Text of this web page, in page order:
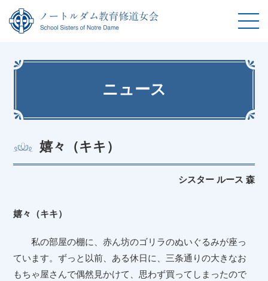
ニュース
嬉々（キキ）
シスター ルース 森
嬉々（キキ）
私の部屋の棚に、赤ん坊のゴリラのぬいぐるみが座っ
ています。ずっと以前、ある休日に、三条通りの大きなお
もちゃ屋さんで偶然見かけて、思わず買ってしまったので